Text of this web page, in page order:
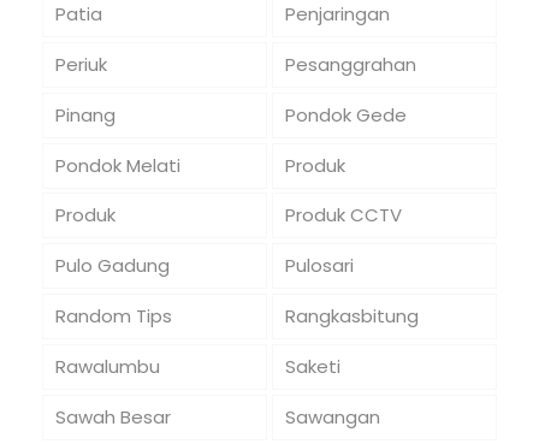
Patia
Penjaringan
Periuk
Pesanggrahan
Pinang
Pondok Gede
Pondok Melati
Produk
Produk
Produk CCTV
Pulo Gadung
Pulosari
Random Tips
Rangkasbitung
Rawalumbu
Saketi
Sawah Besar
Sawangan